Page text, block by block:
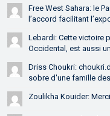
Free West Sahara: le
l’accord facilitant
Lebardi: Cette victoire
Occidental, est aussi
Driss Choukri:
sobre d'une famille des
Zoulikha Kouider: